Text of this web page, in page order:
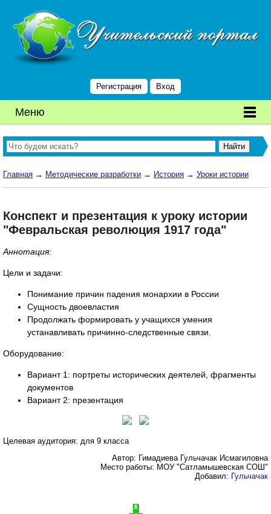
Регистрация Вход
Меню
Главная → Методические разработки → История → Уроки истории
Конспект и презентация к уроку истории
"Февральская революция 1917 года"
Аннотация:
Цели и задачи:
Понимание причин падения монархии в России
Сущность двоевластия
Продолжать формировать у учащихся умения
устанавливать причинно-следственные связи.
Оборудование:
Вариант 1: портреты исторических деятелей, фрагменты
документов
Вариант 2: презентация
Целевая аудитория: для 9 класса
Автор: Гимадиева Гульчачак Исмагиловна
Место работы: МОУ "Сатламышевская СОШ"
Добавил: Гульчачак